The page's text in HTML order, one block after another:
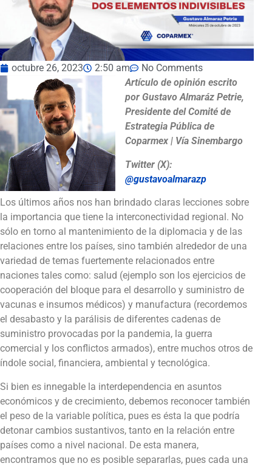
octubre 26, 2023 2:50 am
No Comments
Artículo de opinión escrito
por Gustavo Almaráz Petrie,
Presidente del Comité de
Estrategia Pública de
Coparmex | Vía Sinembargo
Twitter (X):
@gustavoalmarazp
Los últimos años nos han brindado claras lecciones sobre
la importancia que tiene la interconectividad regional. No
sólo en torno al mantenimiento de la diplomacia y de las
relaciones entre los países, sino también alrededor de una
variedad de temas fuertemente relacionados entre
naciones tales como: salud (ejemplo son los ejercicios de
cooperación del bloque para el desarrollo y suministro de
vacunas e insumos médicos) y manufactura (recordemos
el desabasto y la parálisis de diferentes cadenas de
suministro provocadas por la pandemia, la guerra
comercial y los conflictos armados), entre muchos otros de
índole social, financiera, ambiental y tecnológica.
Si bien es innegable la interdependencia en asuntos
económicos y de crecimiento, debemos reconocer también
el peso de la variable política, pues es ésta la que podría
detonar cambios sustantivos, tanto en la relación entre
países como a nivel nacional. De esta manera,
encontramos que no es posible separarlas, pues cada una